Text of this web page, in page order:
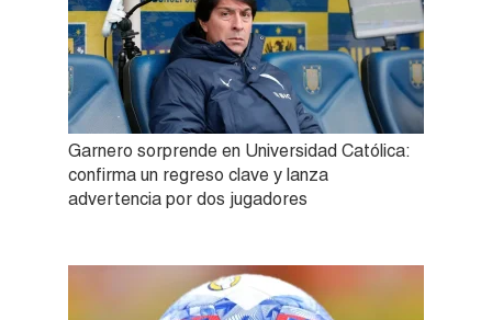
Garnero sorprende en Universidad Católica:
confirma un regreso clave y lanza
advertencia por dos jugadores